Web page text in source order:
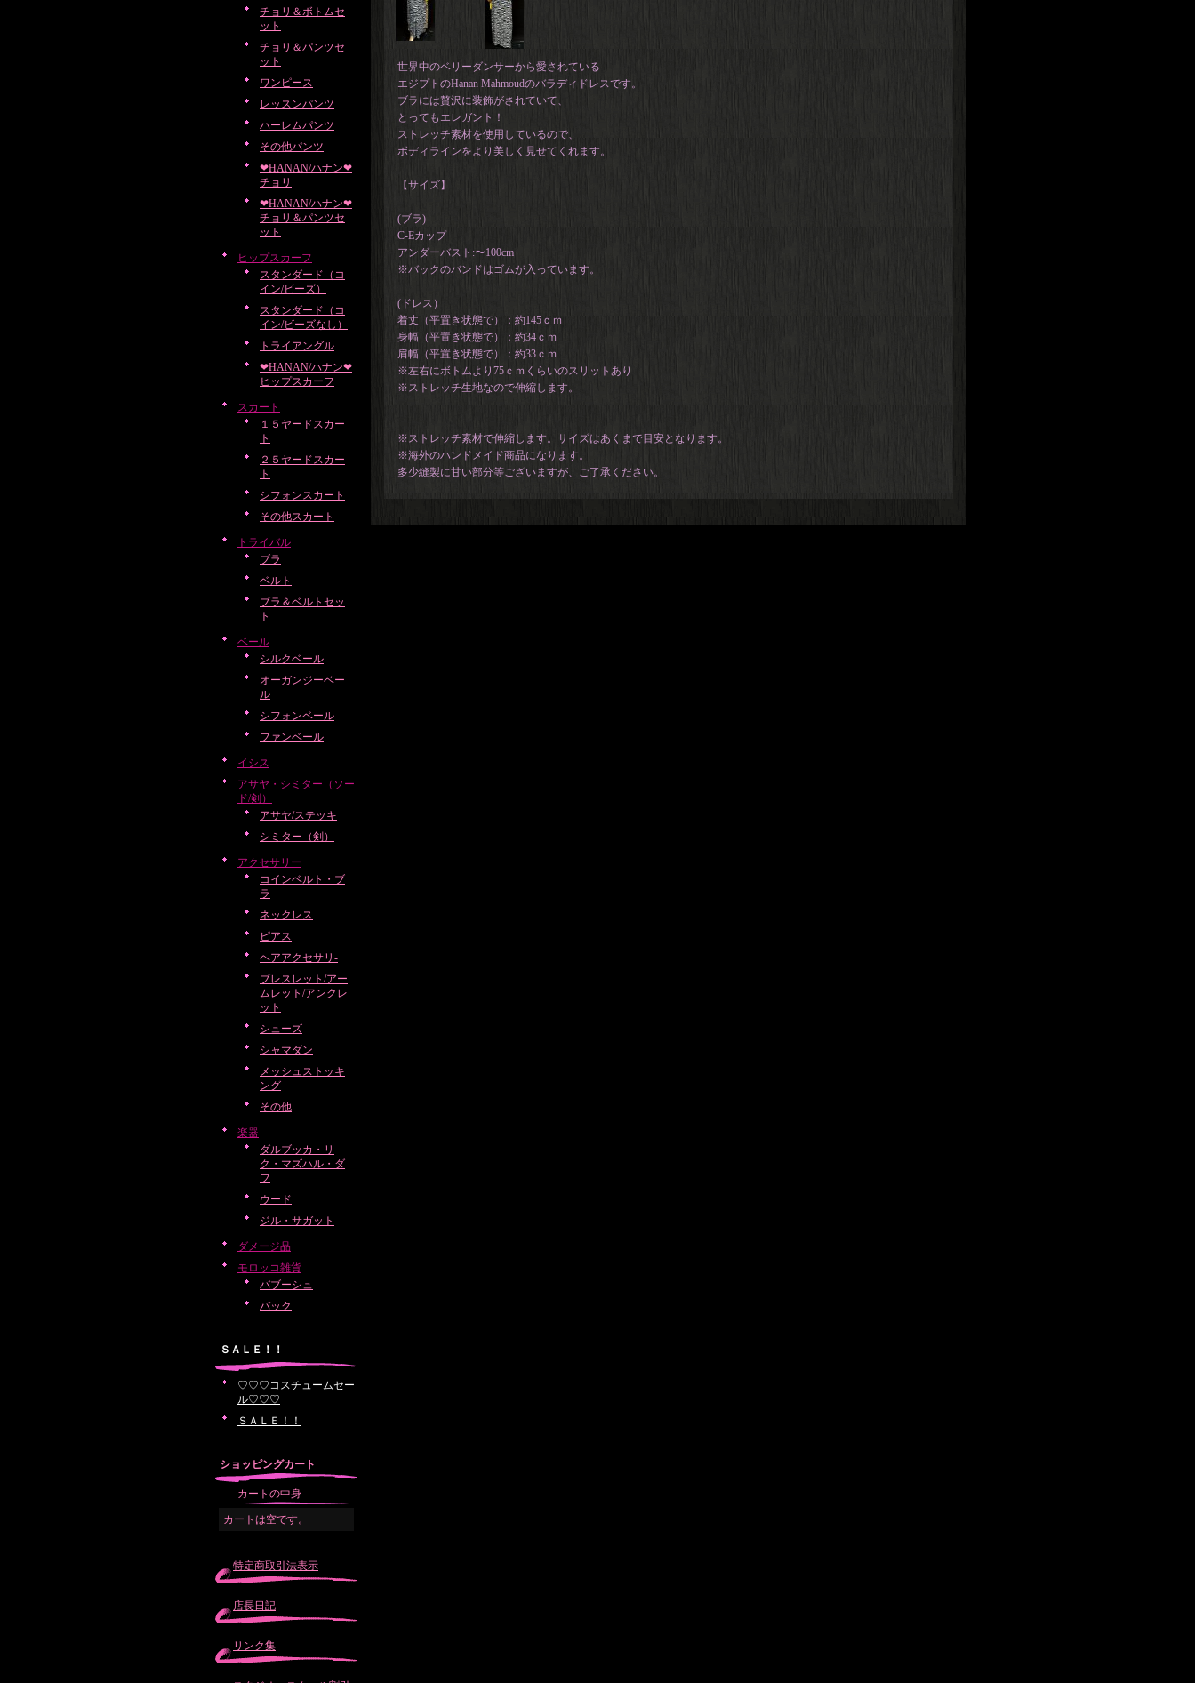
チョリ＆ボトムセ
ット
チョリ＆パンツセ
ット
ワンピース
レッスンパンツ
ハーレムパンツ
その他パンツ
❤HANAN/ハナン❤
チョリ
❤HANAN/ハナン❤
チョリ＆パンツセ
ット
ヒップスカーフ
スタンダード（コ
イン/ビーズ）
スタンダード（コ
イン/ビーズなし）
トライアングル
❤HANAN/ハナン❤
ヒップスカーフ
スカート
１５ヤードスカー
ト
２５ヤードスカー
ト
シフォンスカート
その他スカート
トライバル
ブラ
ベルト
ブラ＆ベルトセッ
ト
ベール
シルクベール
オーガンジーベー
ル
シフォンベール
ファンベール
イシス
アサヤ・シミター（ソー
ド/剣）
アサヤ/ステッキ
シミター（剣）
アクセサリー
コインベルト・ブ
ラ
ネックレス
ピアス
ヘアアクセサリ-
ブレスレット/アー
ムレット/アンクレ
ット
シューズ
シャマダン
メッシュストッキ
ング
その他
楽器
ダルブッカ・リ
ク・マズハル・ダ
フ
ウード
ジル・サガット
ダメージ品
モロッコ雑貨
バブーシュ
バック
ＳＡＬＥ！！
♡♡♡コスチュームセー
ル♡♡♡
ＳＡＬＥ！！
ショッピングカート
カートの中身
カートは空です。
特定商取引法表示
店長日記
リンク集
世界中のベリーダンサーから愛されている
エジプトのHanan Mahmoudのバラディドレスです。
ブラには贅沢に装飾がされていて、
とってもエレガント！
ストレッチ素材を使用しているので、
ボディラインをより美しく見せてくれます。
【サイズ】
(ブラ)
C-Eカップ
アンダーバスト:〜100cm
※バックのバンドはゴムが入っています。
(ドレス）
着丈（平置き状態で）：約145ｃｍ
身幅（平置き状態で）：約34ｃｍ
肩幅（平置き状態で）：約33ｃｍ
※左右にボトムより75ｃｍくらいのスリットあり
※ストレッチ生地なので伸縮します。
※ストレッチ素材で伸縮します。サイズはあくまで目安となります。
※海外のハンドメイド商品になります。
多少縫製に甘い部分等ございますが、ご了承ください。